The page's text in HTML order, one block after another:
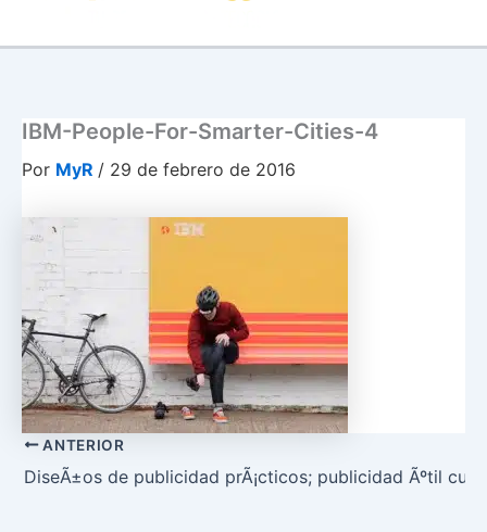
IBM-People-For-Smarter-Cities-4
Por MyR / 29 de febrero de 2016
ANTERIOR
DiseÃ±os de publicidad prÃ¡cticos; publicidad Ãºtil